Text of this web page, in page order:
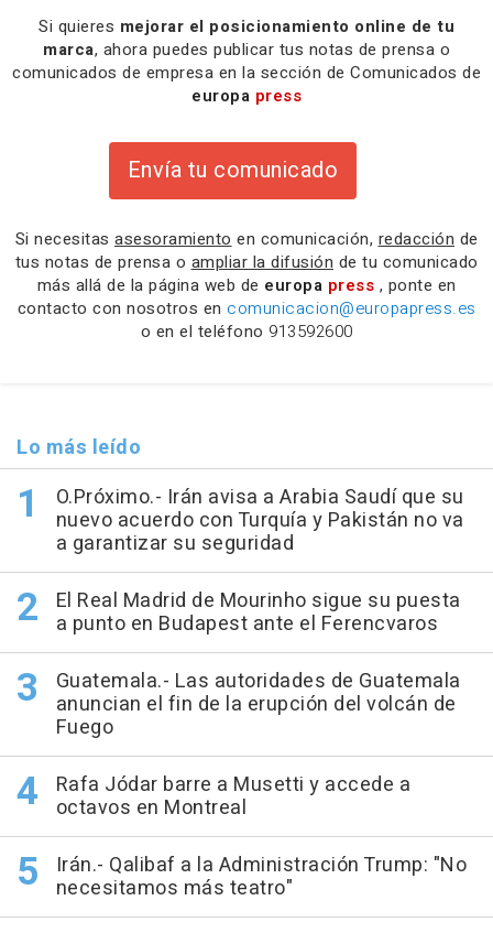
Si quieres mejorar el posicionamiento online de tu
marca, ahora puedes publicar tus notas de prensa o
comunicados de empresa en la sección de Comunicados de
europa press
Envía tu comunicado
Si necesitas asesoramiento en comunicación, redacción de
tus notas de prensa o ampliar la difusión de tu comunicado
más allá de la página web de europa press , ponte en
contacto con nosotros en comunicacion@europapress.es
o en el teléfono 913592600
Lo más leído
O.Próximo.- Irán avisa a Arabia Saudí que su
nuevo acuerdo con Turquía y Pakistán no va
a garantizar su seguridad
El Real Madrid de Mourinho sigue su puesta
a punto en Budapest ante el Ferencvaros
Guatemala.- Las autoridades de Guatemala
anuncian el fin de la erupción del volcán de
Fuego
Rafa Jódar barre a Musetti y accede a
octavos en Montreal
Irán.- Qalibaf a la Administración Trump: "No
necesitamos más teatro"